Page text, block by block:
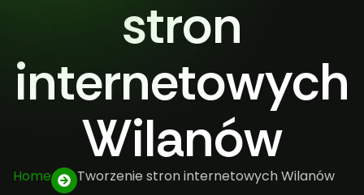
stron
internetowych
Wilanów
Home Tworzenie stron internetowych Wilanów